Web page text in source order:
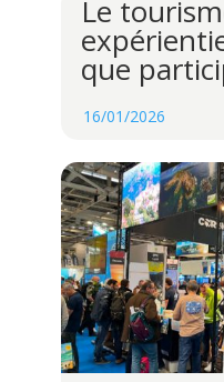
Le
que
16/01/2026